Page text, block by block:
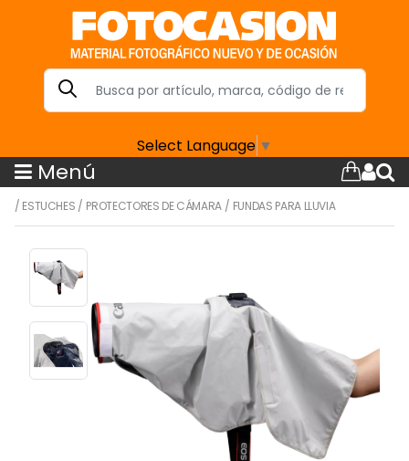
Select Language ▼
Menú
/ ESTUCHES / PROTECTORES DE CÁMARA/ FUNDAS PARA LLUVIA